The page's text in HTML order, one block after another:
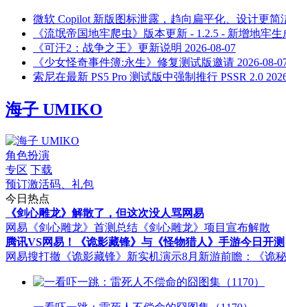
微软 Copilot 新版图标泄露，趋向扁平化、设计更简
《流氓帝国地牢爬虫》版本更新 - 1.2.5 - 新增地牢
《可汗2：战争之王》更新说明 2026-08-07
《少女怪奇事件簿:永生》修复测试版邀请 2026-08-
索尼在最新 PS5 Pro 测试版中强制推行 PSSR 2.0
海子 UMIKO
角色扮演
专区 下载
预订激活码、礼包
今日热点
《剑心雕龙》解散了，但这次没人骂网易
网易《剑心雕龙》首测总结 《剑心雕龙》项目宣布解散
腾讯VS网易！《诡影藏锋》与《怪物猎人》手游今日开测
网易搜打撤《诡影藏锋》新实机演示8月新游前瞻：《诡